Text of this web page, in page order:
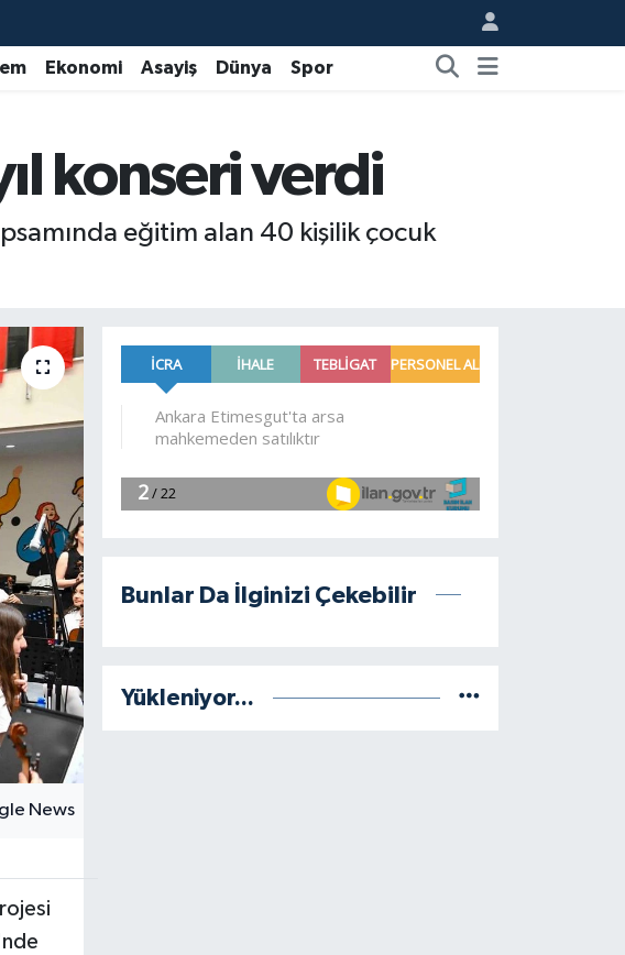
Ekonomi Asayiş Dünya Spor
konseri verdi
eğitim alan 40 kişilik çocuk
Bunlar Da İlginizi Çekebilir
Yükleniyor...